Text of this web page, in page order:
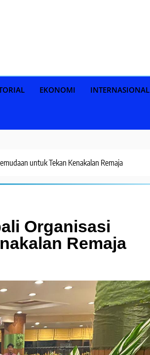
EKONOMI INTERNASIONAL
untuk Tekan Kenakalan Remaja
Organisasi
Remaja